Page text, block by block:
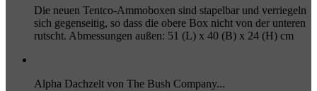
Die neuen Tentco-Ammoboxen sind stapelbar und verriegeln
sich gegenseitig, so dass die obere Box nicht von der unteren
rutscht. Abmessungen außen: 51 (L) x 40 (B) x 24 (H) cm
Alpha Dachzelt von The Bush Company...